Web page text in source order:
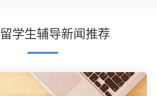
学生辅导新闻推荐